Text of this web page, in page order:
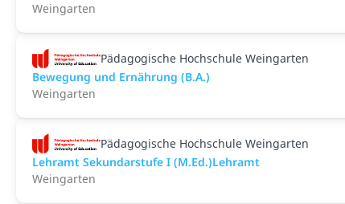
Weingarten
Pädagogische Hochschule Weingarten
Bewegung und Ernährung (B.A.)
Weingarten
Pädagogische Hochschule Weingarten
Lehramt Sekundarstufe I (M.Ed.)Lehramt
Weingarten